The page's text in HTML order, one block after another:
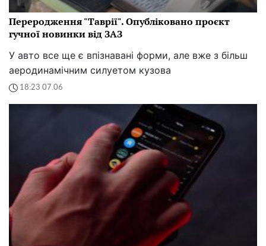
Переродження "Таврії". Опубліковано проєкт
гучної новинки від ЗАЗ
У авто все ще є впізнавані форми, але вже з більш
аеродинамічним силуетом кузова
18:23 07.06